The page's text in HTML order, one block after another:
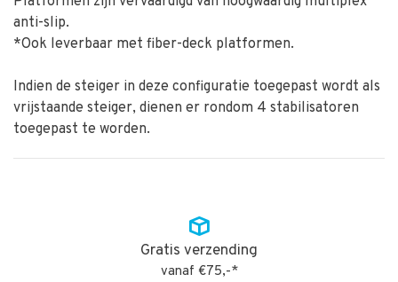
anti-slip.
*Ook leverbaar met fiber-deck platformen.
Indien de steiger in deze configuratie toegepast wordt als
vrijstaande steiger, dienen er rondom 4 stabilisatoren
toegepast te worden.
Gratis verzending
vanaf €75,-*